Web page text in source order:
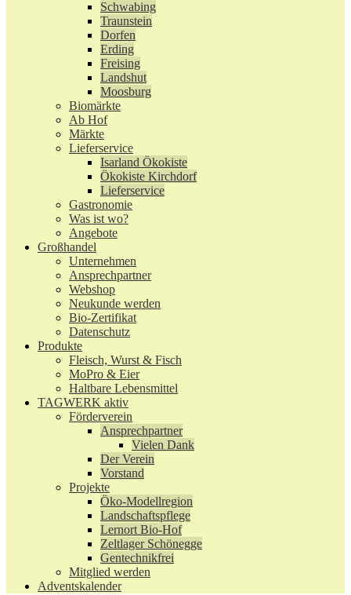
Schwabing
Traunstein
Dorfen
Erding
Freising
Landshut
Moosburg
Biomärkte
Ab Hof
Märkte
Lieferservice
Isarland Ökokiste
Ökokiste Kirchdorf
Lieferservice
Gastronomie
Was ist wo?
Angebote
Großhandel
Unternehmen
Ansprechpartner
Webshop
Neukunde werden
Bio-Zertifikat
Datenschutz
Produkte
Fleisch, Wurst & Fisch
MoPro & Eier
Haltbare Lebensmittel
TAGWERK aktiv
Förderverein
Ansprechpartner
Vielen Dank
Der Verein
Vorstand
Projekte
Öko-Modellregion
Landschaftspflege
Lernort Bio-Hof
Zeltlager Schönegge
Gentechnikfrei
Mitglied werden
Adventskalender